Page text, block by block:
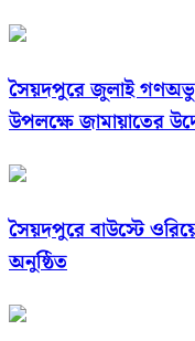
সৈয়দপুরে জুলাই
উপলক্ষে জামায়াতের
সৈয়দপুরে বাউস্টে
অনুষ্ঠিত